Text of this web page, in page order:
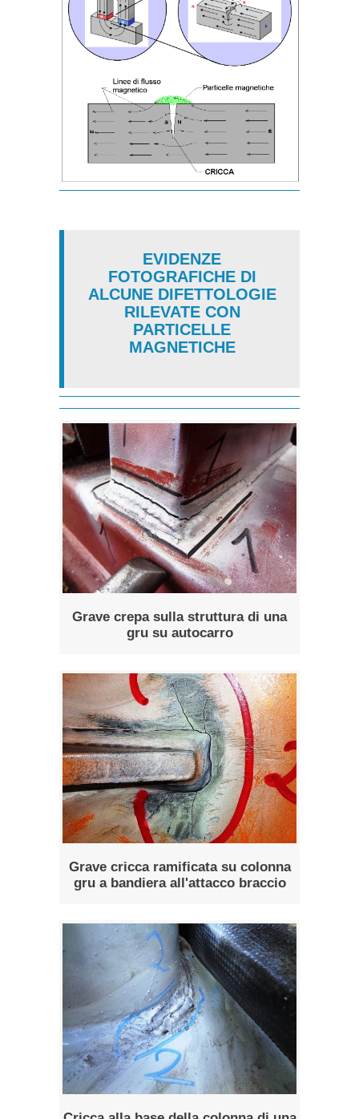
EVIDENZE
FOTOGRAFICHE DI
ALCUNE DIFETTOLOGIE
RILEVATE CON
PARTICELLE
MAGNETICHE
Grave crepa sulla struttura di una
gru su autocarro
Grave cricca ramificata su colonna
gru a bandiera all'attacco braccio